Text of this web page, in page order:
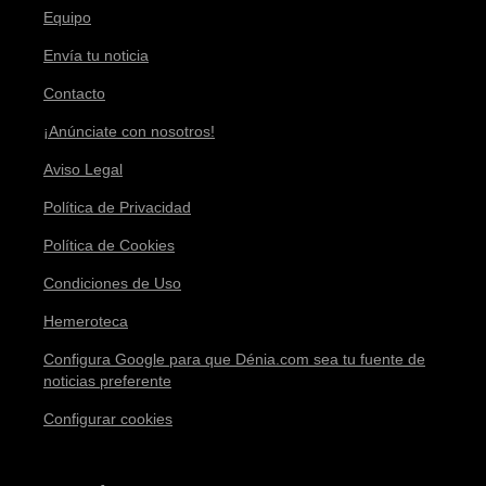
Equipo
Envía tu noticia
Contacto
¡Anúnciate con nosotros!
Aviso Legal
Política de Privacidad
Política de Cookies
Condiciones de Uso
Hemeroteca
Configura Google para que Dénia.com sea tu fuente de
noticias preferente
Configurar cookies